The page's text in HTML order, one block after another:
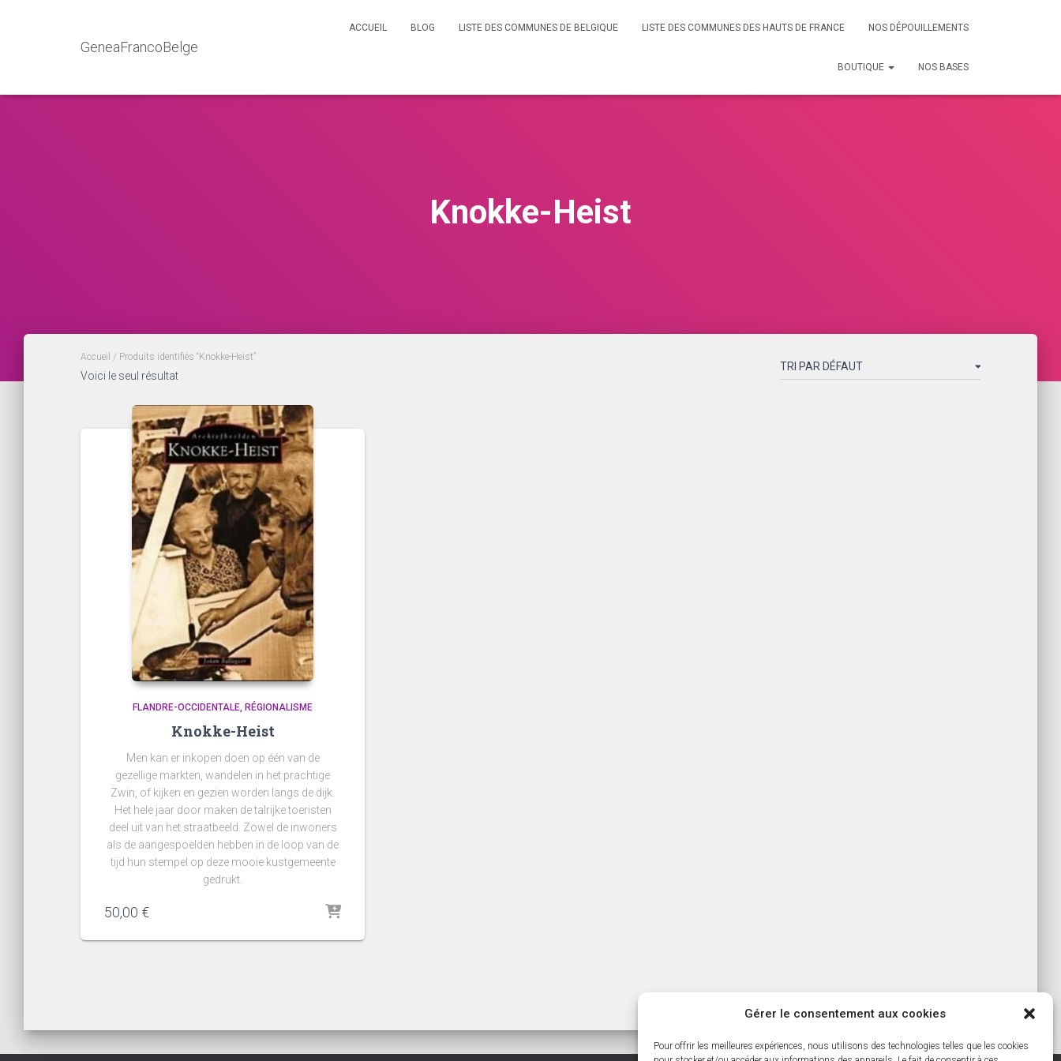
Gérer le consentement aux cookies
Pour offrir les meilleures expériences, nous utilisons des technologies telles que les cookies
GeneaFrancoBelge
ACCUEIL BLOG LISTE DES COMMUNES DE BELGIQUE LISTE DES COMMUNES DES HAUTS DE FRANCE NOS DÉPOUILLEMENTS
BOUTIQUE NOS BASES
Knokke-Heist
Accueil / Produits identifiés “Knokke-Heist”
Voici le seul résultat
FLANDRE-OCCIDENTALE RÉGIONALISME
Knokke-Heist
Men kan er inkopen doen op één van de
gezellige markten, wandelen in het prachtige
Zwin, of kijken en gezien worden langs de dijk.
Het hele jaar door maken de talrijke toeristen
deel uit van het straatbeeld. Zowel de inwoners
als de aangespoelden hebben in de loop van de
tijd hun stempel op deze mooie kustgemeente
gedrukt.
50,00 €